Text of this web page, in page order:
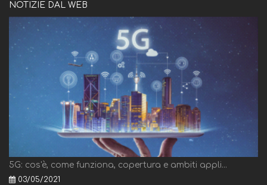
NOTIZIE DAL WEB
5G: cos'è, come funziona, copertura e ambiti appli...
03/05/2021